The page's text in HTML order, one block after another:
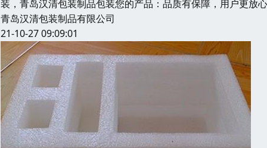
装，青岛汉清包装制品包装您的产品：品质有保障，用户更放
青岛汉清包装制品有限公司
21-10-27 09:09:01